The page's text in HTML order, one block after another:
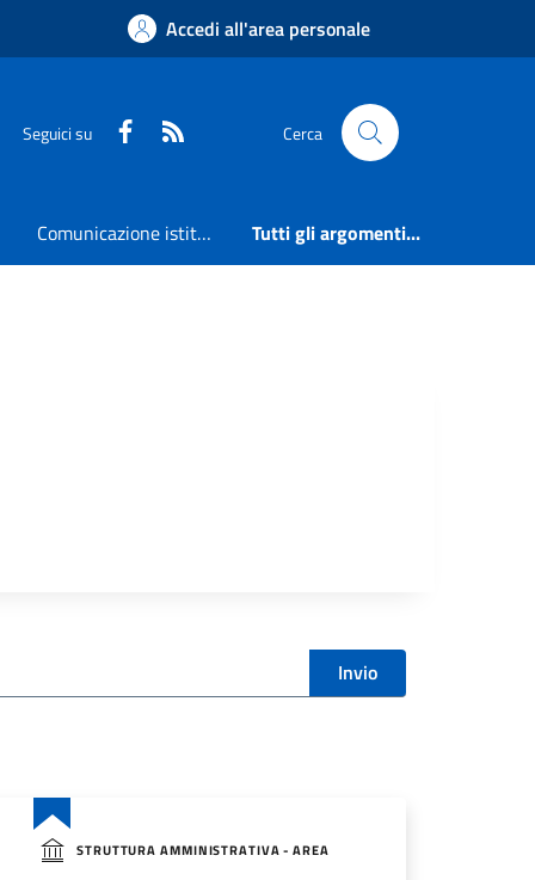
Accedi all'area personale
Seguici su Faceboook Cerca
Comunicazione istituzionale Tutti gli argomenti...
Invio
STRUTTURA AMMINISTRATIVA - AREA